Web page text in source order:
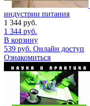
индустрии питания
1 344 руб.
1 344 руб.
В корзину
539 руб. Онлайн доступ
Ознакомиться